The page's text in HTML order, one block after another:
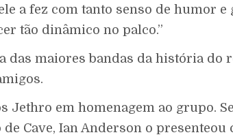
a fez com tanto senso de humor
tão dinâmico no palco.”
das maiores bandas da história do
Jethro em homenagem ao grupo.
Cave, Ian Anderson o